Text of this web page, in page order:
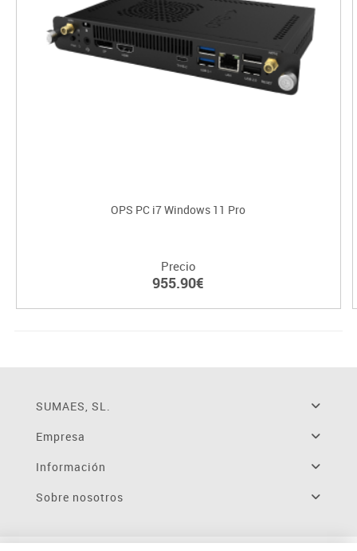
OPS PC i7 Windows 11 Pro
Precio
955.90€
SUMAES, SL.
Empresa
Información
Sobre nosotros